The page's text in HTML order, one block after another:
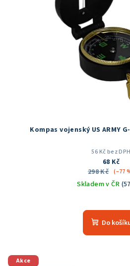
Kompas vojenský US ARMY
56 Kč bez DPH
68 Kč
298 Kč (–77
Skladem v ČR
Do
Akce